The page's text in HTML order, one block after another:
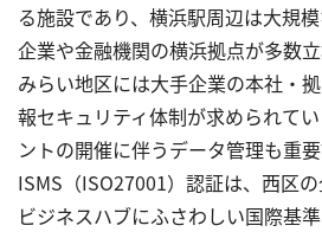
る施設であり、横浜駅周辺は大規
企業や金融機関の横浜拠点が多数
みらい地区には大手企業の本社・
報セキュリティ体制が求められて
ントの開催に伴うデータ管理も重要
ISMS（ISO27001）認証は、西区
ビジネスハブにふさわしい国際基